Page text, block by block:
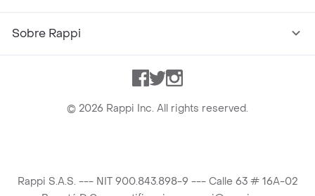
Sobre Rappi
Facebook
TwitterInstagram
© 2026 Rappi Inc. All rights reserved.
Rappi S.A.S. --- NIT 900.843.898-9 --- Calle 63 # 16A-02